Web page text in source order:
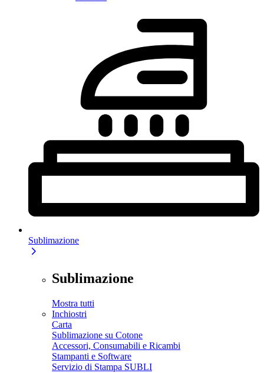
Sublimazione
Sublimazione
Mostra tutti
Inchiostri
Carta
Sublimazione su Cotone
Accessori, Consumabili e Ricambi
Stampanti e Software
Servizio di Stampa SUBLI